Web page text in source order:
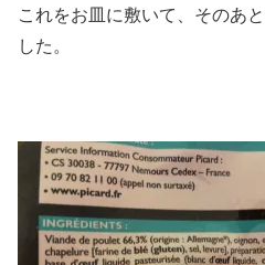
これをお皿に敷いて、そのあと
した。